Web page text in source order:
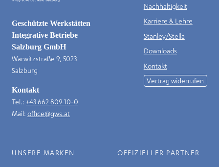
Geschützte Werkstätten
Integrative Betriebe
Salzburg GmbH
Warwitzstraße 9, 5023
Salzburg
Kontakt
Tel.: +43 662 809 10-0
Mail: office@gws.at
Nachhaltigkeit
Karriere & Lehre
Stanley/Stella
Downloads
Kontakt
Vertrag widerrufen
UNSERE MARKEN OFFIZIELLER PARTNER